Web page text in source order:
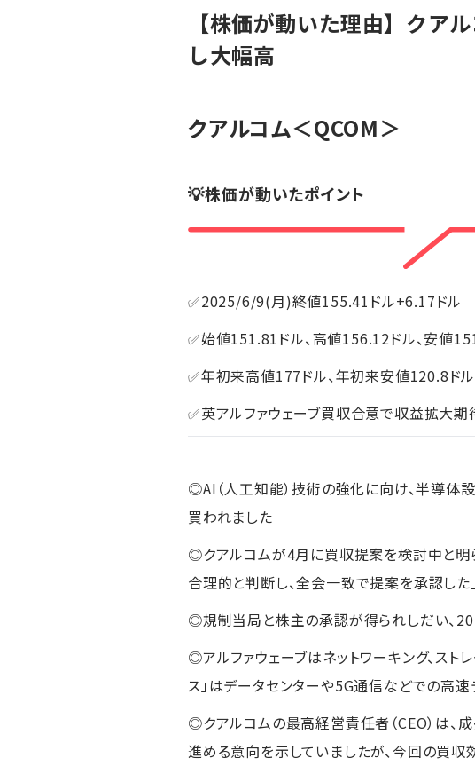
【株価が動いた理由】ク
し大幅高
クアルコム＜QCOM＞
💡株価が動いたポイント
✅2025/6/9(月)終値155.41ドル+6.17ドル
✅始値151.81ドル、高値156.12ドル、安値
✅年初来高値177ドル、年初来安値120.8ドル
✅英アルファウェーブ買収合意で収益拡大期
◎AI（人工知能）技術の強化に向け、半導体
買われました
◎クアルコムが4月に買収提案を検討中と明
合理的と判断し、全会一致で提案を承認し
◎規制当局と株主の承認が得られしだい、
◎アルファウェーブはネットワーキング、スト
ス」はデータセンターや5G通信などでの高
◎クアルコムの最高経営責任者（CEO）は、
進める意向を示していましたが、今回の買